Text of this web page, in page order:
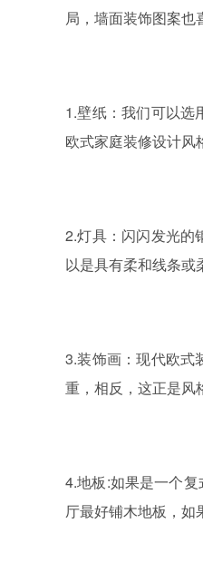
局，墙面装饰图案也
1.壁纸：我们可以选
欧式家庭装修设计风
2.灯具：闪闪发光的
以是具有柔和线条或
3.装饰画：现代欧式
重，相反，这正是风
4.地板:如果是一个
厅最好铺木地板，如